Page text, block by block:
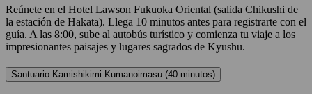
Reúnete en el Hotel Lawson Fukuoka Oriental (salida Chikushi de
la estación de Hakata). Llega 10 minutos antes para registrarte con el
guía. A las 8:00, sube al autobús turístico y comienza tu viaje a los
impresionantes paisajes y lugares sagrados de Kyushu.
Santuario Kamishikimi Kumanoimasu (40 minutos)